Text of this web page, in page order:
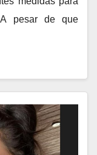
pesar de que